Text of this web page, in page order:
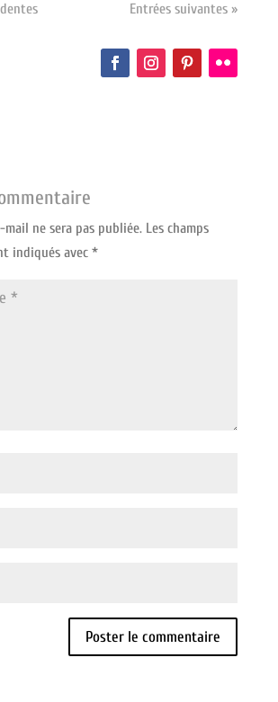
Entrées suivantes »
mail ne sera pas publiée. Les champs
indiqués avec *